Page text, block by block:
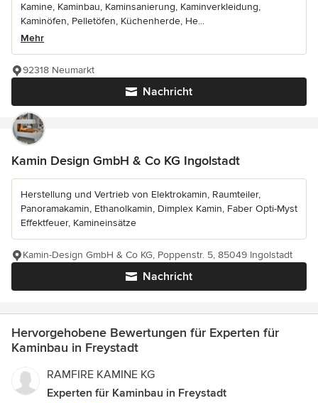
Kamine, Kaminbau, Kaminsanierung, Kaminverkleidung,
Kaminöfen, Pelletöfen, Küchenherde, He...
Mehr
Nachricht
92318 Neumarkt
Kamin Design GmbH & Co KG Ingolstadt
Herstellung und Vertrieb von Elektrokamin, Raumteiler,
Panoramakamin, Ethanolkamin, Dimplex Kamin, Faber Opti-Myst
Effektfeuer, Kamineinsätze
Nachricht
Kamin-Design GmbH & Co KG, Poppenstr. 5, 85049 Ingolstadt
Hervorgehobene Bewertungen für Experten für
Kaminbau in Freystadt
RAMFIRE KAMINE KG
Experten für Kaminbau in Freystadt